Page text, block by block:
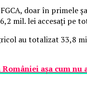
doar în primele
mil. lei accesaţi pe
au totalizat 33,8
aşa cum nu